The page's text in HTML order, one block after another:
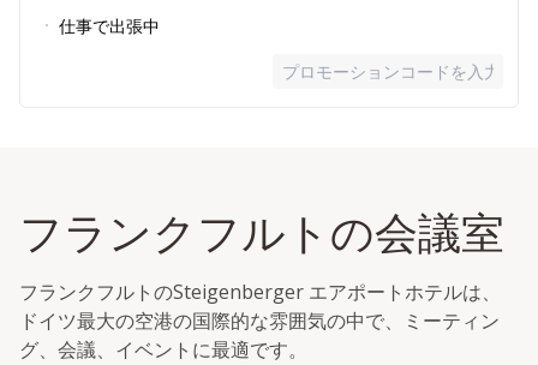
仕事で出張中
プロモーションコードを入力
フランクフルトの会議室
フランクフルトのSteigenberger エアポートホテルは、
ドイツ最大の空港の国際的な雰囲気の中で、ミーティン
グ、会議、イベントに最適です。